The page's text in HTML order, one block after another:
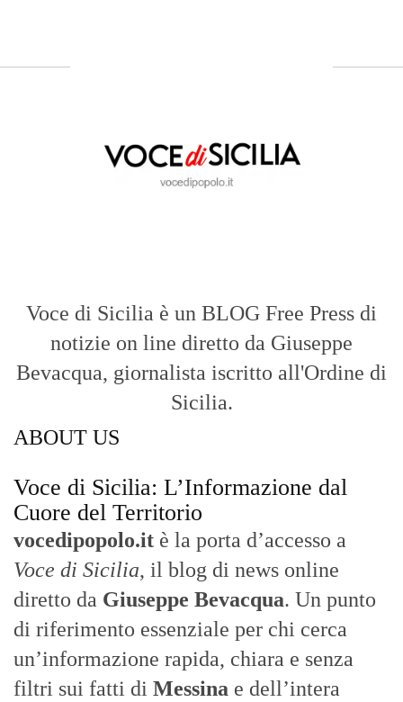
Voce di Sicilia è un BLOG Free Press di
notizie on line diretto da Giuseppe
Bevacqua, giornalista iscritto all'Ordine di
Sicilia.
ABOUT US
Voce di Sicilia: L’Informazione dal
Cuore del Territorio
vocedipopolo.it è la porta d’accesso a
Voce di Sicilia, il blog di news online
diretto da Giuseppe Bevacqua. Un punto
di riferimento essenziale per chi cerca
un’informazione rapida, chiara e senza
filtri sui fatti di Messina e dell’intera